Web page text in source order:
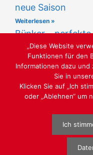
neue Saison
Weiterlesen »
Bünker –
Weiterlesen »
LUST
WEBGESTALTUNG
„Diese Website
Funktionen für den
Informationen dazu
Sie in
Klicken Sie auf „Ich
oder „Ablehnen“ um
Ich